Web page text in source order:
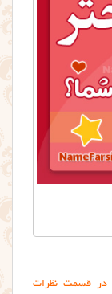
در قسمت نظرات